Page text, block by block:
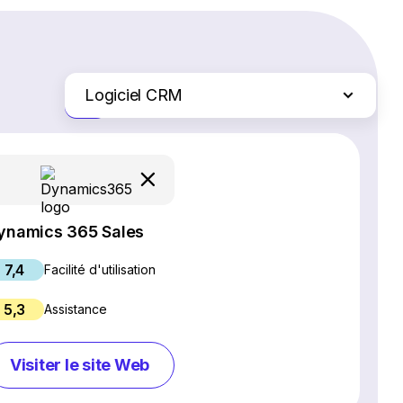
Logiciel CRM
Création de site Web
Logiciel de webinaires
Services d'hébergement Web
Chat en direct et chatbots
Juste les différences
365 Sales
7,4 Facilité d'utilisation
5,3 Assistance
Visiter le site Web